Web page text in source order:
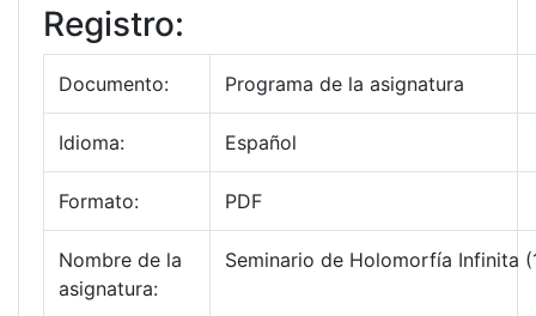
Registro:
Documento: Programa de la asignatura
Idioma: Español
Formato: PDF
Nombre de la
asignatura:
Seminario de Holomorfía Infinita